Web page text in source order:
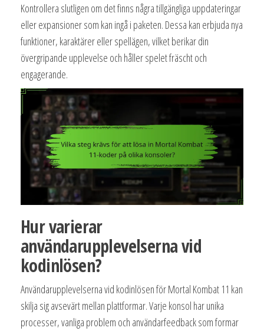
Kontrollera slutligen om det finns några tillgängliga uppdateringar
eller expansioner som kan ingå i paketen. Dessa kan erbjuda nya
funktioner, karaktärer eller spellägen, vilket berikar din
övergripande upplevelse och håller spelet fräscht och
engagerande.
Hur varierar
användarupplevelserna vid
kodinlösen?
Användarupplevelserna vid kodinlösen för Mortal Kombat 11 kan
skilja sig avsevärt mellan plattformar. Varje konsol har unika
processer, vanliga problem och användarfeedback som formar